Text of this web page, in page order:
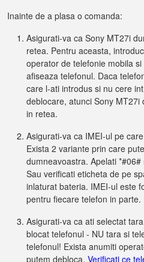
Inainte de a plasa o comanda:
Asigurati-va ca Sony MT27i
retea. Pentru aceasta,
operator de telefonie mobila
afiseaza telefonul. Daca
care l-ati introdus si nu cere
deblocare, atunci Sony
in retea.
Asigurati-va ca IMEI-ul pe
Exista 2 variante prin care
dumneavoastra. Apelati
Sau verificati eticheta de pe
inlaturat bateria. IMEI-ul este
pentru fiecare telefon in parte.
Asigurati-va ca ati selectat
blocat telefonul - NU tara si
telefonul! Exista anumiti
putem debloca. Verificati ce